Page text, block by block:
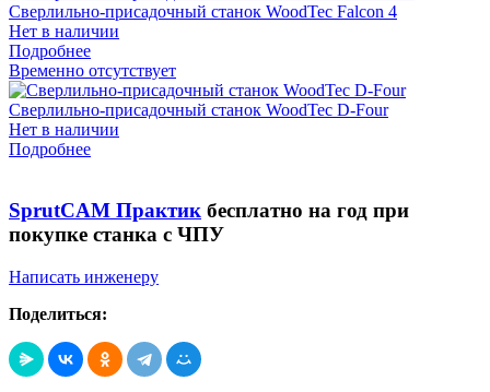
Сверлильно-присадочный станок WoodTec Falcon 4
Нет в наличии
Подробнее
Временно отсутствует
Сверлильно-присадочный станок WoodTec D-Four
Нет в наличии
Подробнее
SprutCAM Практик бесплатно на год при
покупке станка с ЧПУ
Написать инженеру
Поделиться: